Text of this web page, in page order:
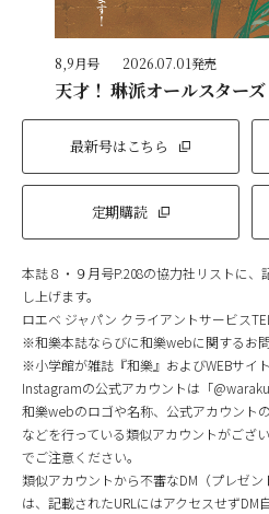
8,9月号 2026.07.01発売
天才！ 琳派オールスターズ
最新号はこちら
定期購読
本誌８・９月号P.208の協力社リストに
し上げます。
ロエベ ジャパン クライアントサービス
※和樂本誌ならびに和樂webに関するお
※小学館が雑誌『和樂』およびWEBサイ
Instagramの公式アカウントは「
和樂webのロゴや名称、公式アカウント
などを行っている類似アカウントがござ
でご注意ください。
類似アカウントから不審なDM（プレゼ
は、記載されたURLにはアクセスせず